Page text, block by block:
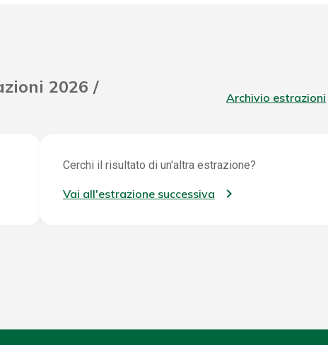
2026 /
Archivio estrazioni
Cerchi il risultato di un'altra estrazione?
Vai all'estrazione successiva